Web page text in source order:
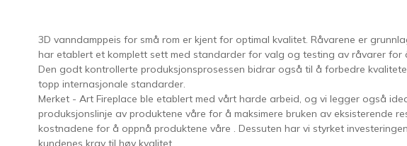
3D vanndamppeis for små rom er kjent for optimal kvalitet. Råvarene er
har etablert et komplett sett med standarder for valg og testing av råvarer
Den godt kontrollerte produksjonsprosessen bidrar også til å forbedre
topp internasjonale standarder.
Merket - Art Fireplace ble etablert med vårt harde arbeid, og vi legger også
produksjonslinje av produktene våre for å maksimere bruken av eksisterende
kostnadene for å oppnå produktene våre . Dessuten har vi styrket
kundenes krav til høy kvalitet.